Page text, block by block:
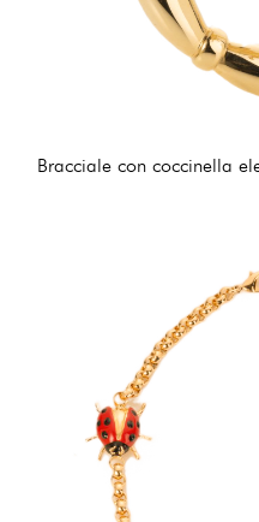
Bracciale con coccinella